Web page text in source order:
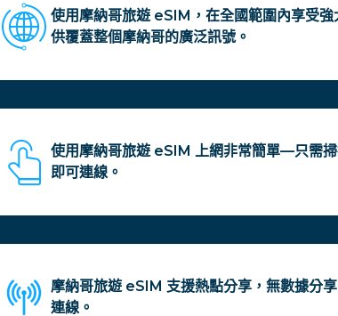
使用摩納哥旅遊 eSIM，在全國範圍內享受
供覆蓋整個摩納哥的廣泛訊號。
使用摩納哥旅遊 eSIM 上網非常簡單—只需
即可連線。
摩納哥旅遊 eSIM 支援熱點分享，無數據分
連線。